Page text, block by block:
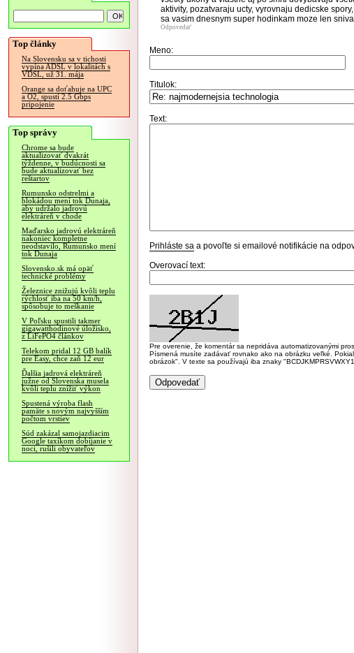
Top články
Na Slovensku sa v tichosti
vypína ADSL v lokalitách s
VDSL, už 31. mája
Orange sa doťahuje na UPC
a O2, spustí 2.5 Gbps
pripojenie
Top správy
Chrome sa bude
aktualizovať dvakrát
týždenne, v budúcnosti sa
bude aktualizovať bez
reštartov
Rumunsko odstrelmi a
blokádou mení tok Dunaja,
aby udržalo jadrovú
elektráreň v chode
Maďarsko jadrovú elektráreň
nakoniec kompletne
neodstavilo, Rumunsko mení
tok Dunaja
Slovensko.sk má opäť
technické problémy
Železnice znižujú kvôli teplu
rýchlosť iba na 50 km/h,
spôsobuje to meškanie
V Poľsku spustili takmer
gigawatthodinové úložisko,
z LiFePO4 článkov
Telekom pridal 12 GB balík
pre Easy, chce zaň 12 eur
Ďalšia jadrová elektráreň
južne od Slovenska musela
kvôli teplu znížiť výkon
Spustená výroba flash
pamäte s novým najvyšším
počtom vrstiev
Súd zakázal samojazdiacim
Google taxíkom dobíjanie v
noci, rušili obyvateľov
aktivity, pozatvaraju ucty, vyrovnaju dedicske
sa vasim dnesnym super hodinkam moze len
Odpovedať
Meno:
Titulok:
Text:
Prihláste sa a povoľte si emailové notifikácie na
Overovací text:
Pre overenie, že komentár sa nepridáva automatizovanými
Písmená musíte zadávať rovnako ako na obrázku veľké.
obrázok". V texte sa používajú iba znaky